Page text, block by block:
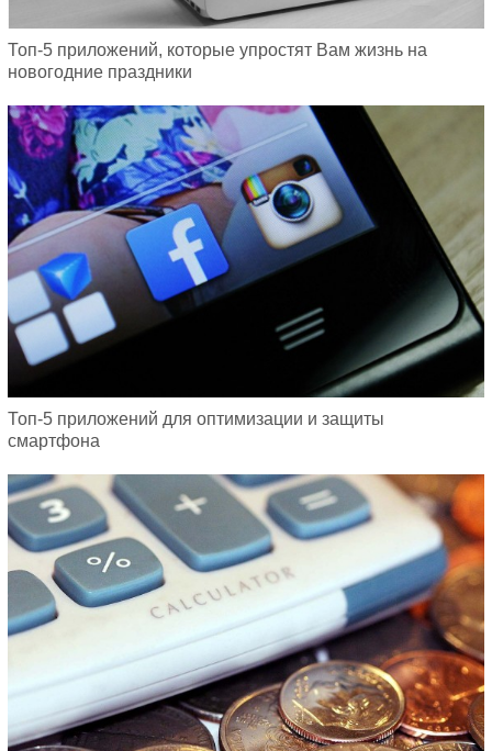
Топ-5 приложений, которые упростят Вам жизнь на
новогодние праздники
Топ-5 приложений для оптимизации и защиты
смартфона